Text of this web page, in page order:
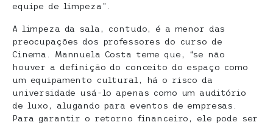
equipe de limpeza”.
A limpeza da sala, contudo, é a menor das
preocupações dos professores do curso de
Cinema. Mannuela Costa teme que, “se não
houver a definição do conceito do espaço como
um equipamento cultural, há o risco da
universidade usá-lo apenas como um auditório
de luxo, alugando para eventos de empresas.
Para garantir o retorno financeiro, ele pode ser